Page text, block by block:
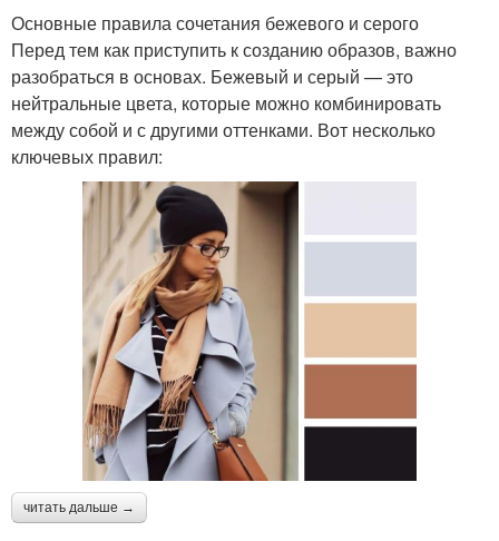
Основные правила сочетания бежевого и серого
Перед тем как приступить к созданию образов, важно
разобраться в основах. Бежевый и серый — это
нейтральные цвета, которые можно комбинировать
между собой и с другими оттенками. Вот несколько
ключевых правил:
читать дальше →